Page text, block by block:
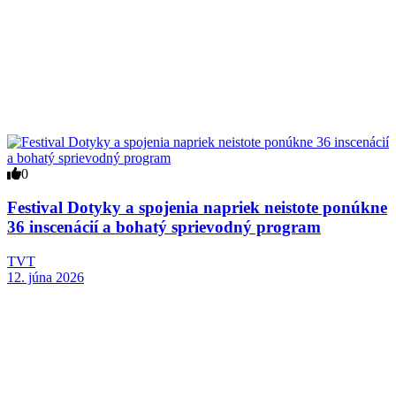
0
Festival Dotyky a spojenia napriek neistote ponúkne
36 inscenácií a bohatý sprievodný program
TVT
12. júna 2026